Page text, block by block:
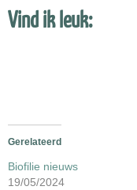
Vind ik leuk:
Gerelateerd
Biofilie nieuws
19/05/2024